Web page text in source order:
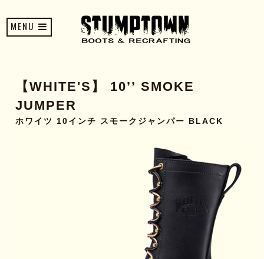
MENU
【WHITE'S】 10’’ SMOKE
JUMPER
ホワイツ 10インチ スモークジャンパー BLACK